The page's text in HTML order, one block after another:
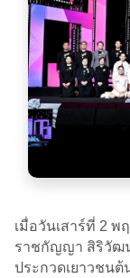
เมื่อวันเสาร์ที่ 2
ราชกัญญา สิริวัฒ
ประกวดเยาวชนต้